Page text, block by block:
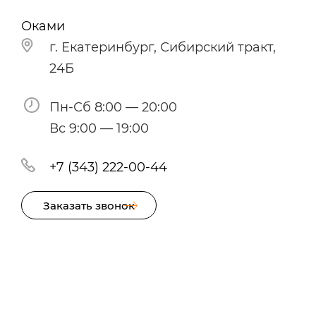
Оками
г. Екатеринбург, Сибирский тракт,
24Б
Пн-Сб 8:00 — 20:00
Вс 9:00 — 19:00
+7 (343) 222-00-44
Заказать звонок